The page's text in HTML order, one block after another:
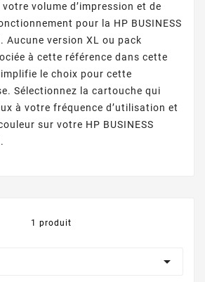
volume d’impression et de
pour la HP BUSINESS
Aucune version XL ou pack
à cette référence dans cette
le choix pour cette
Sélectionnez la cartouche qui
à votre fréquence d’utilisation et
sur votre HP BUSINESS
1 produit
